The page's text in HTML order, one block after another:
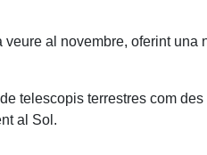
al novembre, oferint una
telescopis terrestres com
al Sol.